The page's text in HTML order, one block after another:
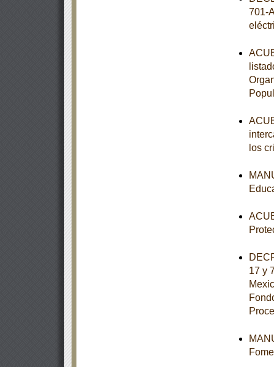
701-
los
17 y